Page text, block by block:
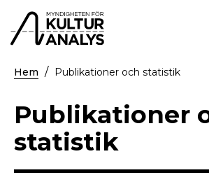
Hem Publikationer och statistik
Publikationer
statistik